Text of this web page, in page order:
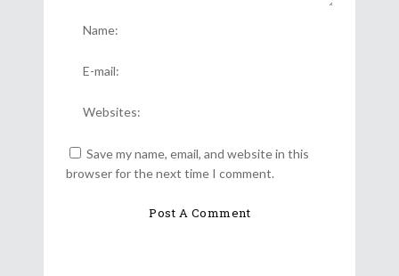
Save my name, email, and website in this
browser for the next time I comment.